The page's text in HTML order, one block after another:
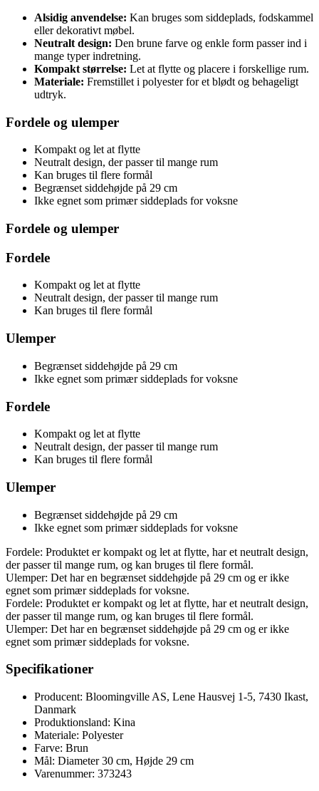
Alsidig anvendelse: Kan bruges som siddeplads, fodskammel
eller dekorativt møbel.
Neutralt design: Den brune farve og enkle form passer ind i
mange typer indretning.
Kompakt størrelse: Let at flytte og placere i forskellige rum.
Materiale: Fremstillet i polyester for et blødt og behageligt
udtryk.
Fordele og ulemper
Kompakt og let at flytte
Neutralt design, der passer til mange rum
Kan bruges til flere formål
Begrænset siddehøjde på 29 cm
Ikke egnet som primær siddeplads for voksne
Fordele og ulemper
Fordele
Kompakt og let at flytte
Neutralt design, der passer til mange rum
Kan bruges til flere formål
Ulemper
Begrænset siddehøjde på 29 cm
Ikke egnet som primær siddeplads for voksne
Fordele
Kompakt og let at flytte
Neutralt design, der passer til mange rum
Kan bruges til flere formål
Ulemper
Begrænset siddehøjde på 29 cm
Ikke egnet som primær siddeplads for voksne
Fordele: Produktet er kompakt og let at flytte, har et neutralt design,
der passer til mange rum, og kan bruges til flere formål.
Ulemper: Det har en begrænset siddehøjde på 29 cm og er ikke
egnet som primær siddeplads for voksne.
Fordele: Produktet er kompakt og let at flytte, har et neutralt design,
der passer til mange rum, og kan bruges til flere formål.
Ulemper: Det har en begrænset siddehøjde på 29 cm og er ikke
egnet som primær siddeplads for voksne.
Specifikationer
Producent: Bloomingville AS, Lene Hausvej 1-5, 7430 Ikast,
Danmark
Produktionsland: Kina
Materiale: Polyester
Farve: Brun
Mål: Diameter 30 cm, Højde 29 cm
Varenummer: 373243